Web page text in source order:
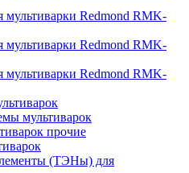
мультиварки Redmond RMK-
мультиварки Redmond RMK-
мультиварки Redmond RMK-
мультиварок
прочие
(ТЭНы) для